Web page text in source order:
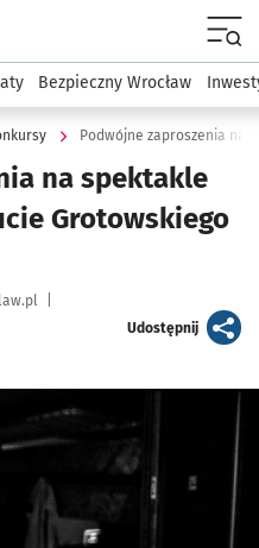
podserwis: Dla mieszkańca
Bezpieczny Wrocław
na spektakle
Grotowskiego
Udostępnijartykuł